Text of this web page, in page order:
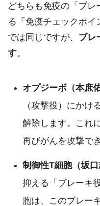
どちらも免疫の「ブ
る「免疫チェックポ
では同じですが、 ブレ
す。
オプジーボ（本庶佑
（攻撃役）にかけ
解除します。これ
再びがんを攻撃で
制御性T細胞（坂口
抑える「ブレーキ
胞は、このブレー